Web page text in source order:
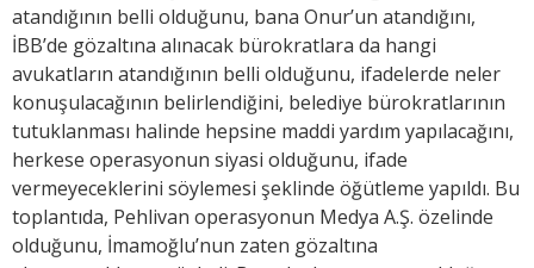
atandığının belli olduğunu, bana Onur’un atandığını,
İBB’de gözaltına alınacak bürokratlara da hangi
avukatların atandığının belli olduğunu, ifadelerde neler
konuşulacağının belirlendiğini, belediye bürokratlarının
tutuklanması halinde hepsine maddi yardım yapılacağını,
herkese operasyonun siyasi olduğunu, ifade
vermeyeceklerini söylemesi şeklinde öğütleme yapıldı. Bu
toplantıda, Pehlivan operasyonun Medya A.Ş. özelinde
olduğunu, İmamoğlu’nun zaten gözaltına